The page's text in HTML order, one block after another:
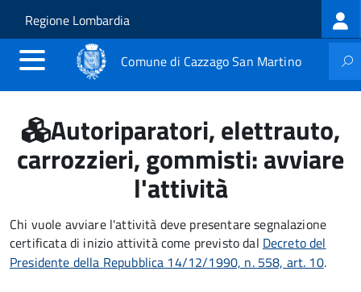
Salta al contenuto principale
Skip to site navigation
Regione Lombardia
Comune di Cazzago San Martino
Autoriparatori, elettrauto,
carrozzieri, gommisti: avviare
l'attività
Chi vuole avviare l'attività deve presentaresegnalazione
certificata di inizio attivitàcome previsto dal Decreto del
Presidente della Repubblica 14/12/1990, n. 558, art. 10.